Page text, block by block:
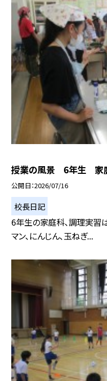
授業の風景 6年生 家
公開日 2026/07/16
校長日記
6年生の家庭科、調理実習は
マン、にんじん、玉ねぎ...